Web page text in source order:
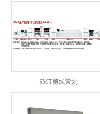
SMT整线策划